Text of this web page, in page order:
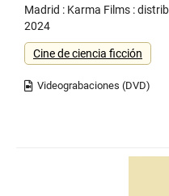
Madrid : Karma Films :
2024
Género
Cine de ciencia ficción